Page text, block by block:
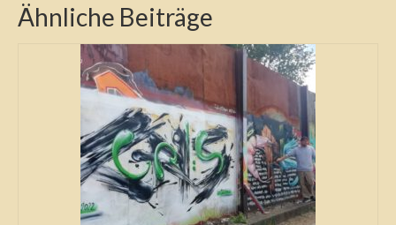
Ähnliche Beiträge